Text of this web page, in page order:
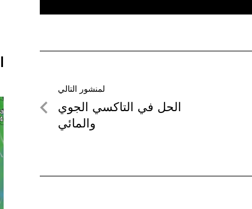
لمنشور التالي
لمنشور
الحل في التاكسي الجوي
والمائي